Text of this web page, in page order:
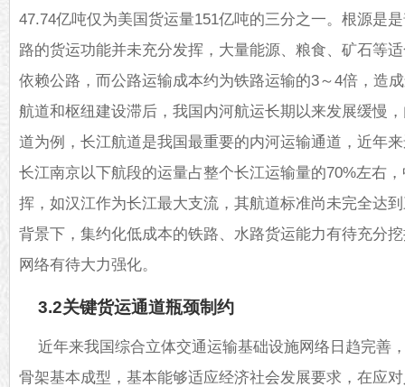
47.74亿吨仅为美国货运量151亿吨的三分之一。根源是
路的货运功能并未充分发挥，大量能源、粮食、矿石等
依赖公路，而公路运输成本约为铁路运输的3～4倍，造
航道和枢纽建设滞后，我国内河航运长期以来发展缓慢
道为例，长江航道是我国最重要的内河运输通道，近年
长江南京以下航段的运量占整个长江运输量的70%左右
挥，如汉江作为长江最大支流，其航道标准尚未完全达
背景下，集约化低成本的铁路、水路货运能力有待充分
网络有待大力强化。
3.2关键货运通道瓶颈制约
近年来我国综合立体交通运输基础设施网络日趋完善
骨架基本成型，基本能够适应经济社会发展要求，在应